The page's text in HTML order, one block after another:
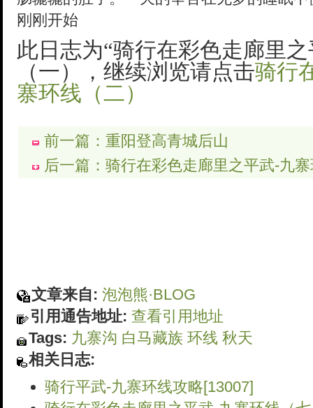
刚刚开始
此日志为“骑行在彩色走廊里
（一），继续浏览请点击骑行
寨环线（二）
前一篇：重阳登高青城后山
后一篇：骑行在彩色走廊里之平武-九
文章来自: 泡泡熊·BLOG
引用通告地址: 查看引用地址
Tags: 九寨沟 白马藏族 环线 秋天
相关日志:
骑行平武-九寨环线攻略[13007]